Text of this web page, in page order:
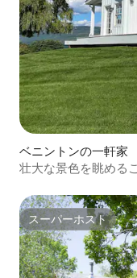
ベニントンの一軒家
壮大な景色を眺める
スーパーホスト
スーパーホスト